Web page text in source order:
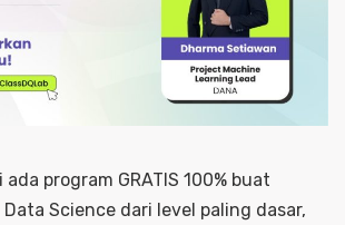
program GRATIS 100% buat
Data Science dari level paling dasar,